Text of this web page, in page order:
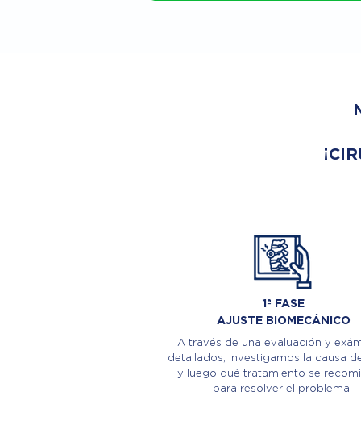
1ª FASE
AJUSTE BIOMECÁNICO
A través de una evaluación y
detallados, investigamos la causa
y luego qué tratamiento se
para resolver el problema.